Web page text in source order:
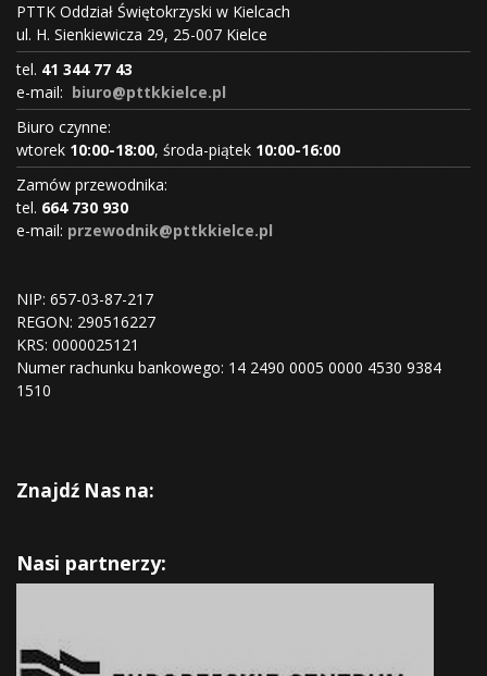
PTTK Oddział Świętokrzyski w Kielcach
ul. H. Sienkiewicza 29, 25-007 Kielce
tel. 41 344 77 43
e-mail: biuro@pttkkielce.pl
Biuro czynne:
wtorek 10:00-18:00, środa-piątek 10:00-16:00
Zamów przewodnika:
tel. 664 730 930
e-mail: przewodnik@pttkkielce.pl
NIP: 657-03-87-217
REGON: 290516227
KRS: 0000025121
Numer rachunku bankowego: 14 2490 0005 0000 4530 9384
1510
Znajdź Nas na:
Nasi partnerzy: